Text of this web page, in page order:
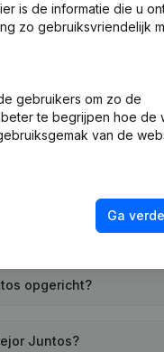
enz...)
opgericht?
Juntos?
is de informatie die u
zo gebruiksvriendelijk
gebruikers om zo de
te begrijpen hoe de
van de
Ga